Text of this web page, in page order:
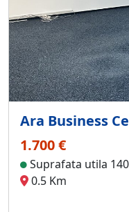
Ara Business
1.700 €
Suprafata utila
0.5 Km